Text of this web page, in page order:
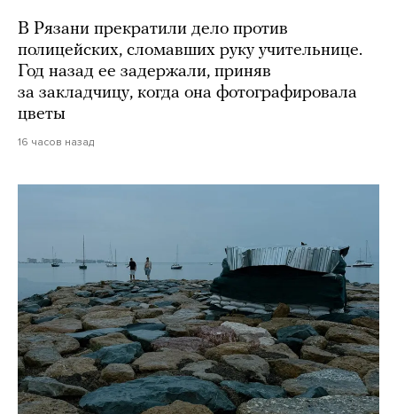
В Рязани прекратили дело против
полицейских, сломавших руку учительнице.
Год назад ее задержали, приняв
за закладчицу, когда она фотографировала
цветы
16 часов назад